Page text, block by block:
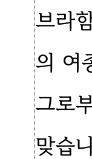
브라
의 여
그로
맞습